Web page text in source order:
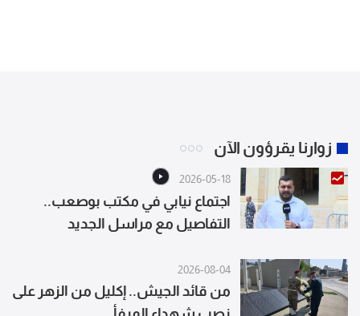
زوارنا يقرؤون الآن
2026-05-18
اجتماع نيابي في مكتب بوصعب..
التفاصيل مع مراسل الجديد
2026-08-04
من قائد الجيش.. إكليل من الزهر على